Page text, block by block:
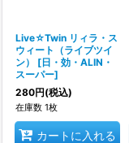
Live☆Twin リィラ・ス
ウィート（ライブツイ
ン）
[日・効・ALIN・
スーパー]
280円(税込)
在庫数 1枚
カートに入れる